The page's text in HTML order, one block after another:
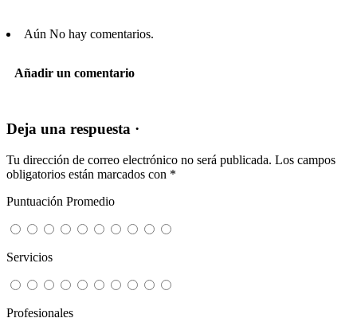
Aún No hay comentarios.
Añadir un comentario
Deja una respuesta ·
Tu dirección de correo electrónico no será publicada. Los campos
obligatorios están marcados con *
Puntuación Promedio
Servicios
Profesionales